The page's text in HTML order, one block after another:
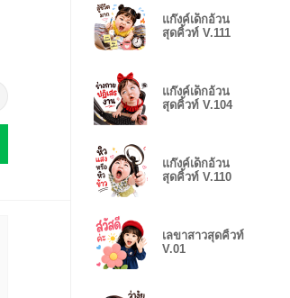
แก๊งค์เด็กอ้วน
สุดคิ้วท์ V.111
แก๊งค์เด็กอ้วน
สุดคิ้วท์ V.104
แก๊งค์เด็กอ้วน
สุดคิ้วท์ V.110
เลขาสาวสุดคิ้วท์
V.01